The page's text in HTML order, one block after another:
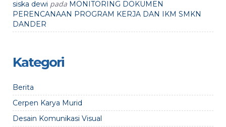
siska dewi pada MONITORING DOKUMEN
PERENCANAAN PROGRAM KERJA DAN IKM SMKN
DANDER
Kategori
Berita
Cerpen Karya Murid
Desain Komunikasi Visual